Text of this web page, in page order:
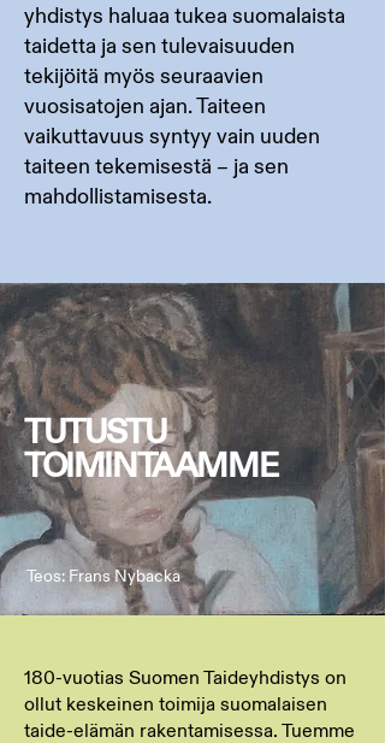
yhdistys haluaa tukea suomalaista
taidetta ja sen tulevaisuuden
tekijöitä myös seuraavien
vuosisatojen ajan. Taiteen
vaikuttavuus syntyy vain uuden
taiteen tekemisestä – ja sen
mahdollistamisesta.
TUTUSTU
TOIMINTAAMME
Teos: Frans Nybacka
180-vuotias Suomen Taideyhdistys on
ollut keskeinen toimija suomalaisen
taide-elämän rakentamisessa. Tuemme